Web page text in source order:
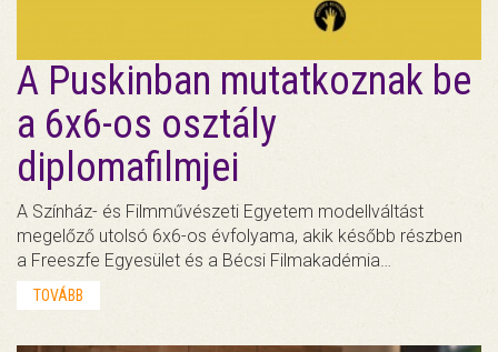
A Puskinban mutatkoznak be
a 6x6-os osztály
diplomafilmjei
A Színház- és Filmművészeti Egyetem modellváltást
megelőző utolsó 6x6-os évfolyama, akik később részben
a Freeszfe Egyesület és a Bécsi Filmakadémia…
TOVÁBB